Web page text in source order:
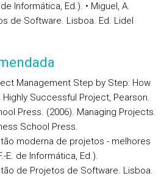
Informática, Ed.). • Miguel, A.
de Software. Lisboa. Ed. Lidel
Management Step by Step: How
Highly Successful Project, Pearson.
Press. (2006). Managing Projects.
School Press.
moderna de projetos - melhores
E. de Informática, Ed.).
de Projetos de Software. Lisboa.